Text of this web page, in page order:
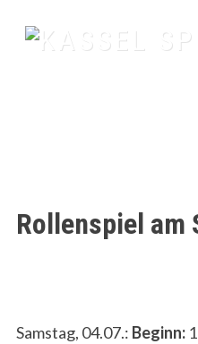
Rollenspiel am
Samstag, 04.07.: Beginn: